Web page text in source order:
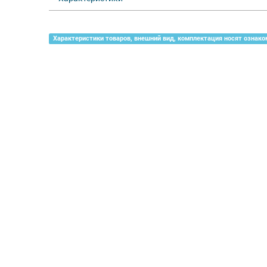
Характеристики товаров, внешний вид, комплектация носят